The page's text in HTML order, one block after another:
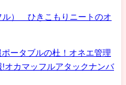
ル） ひきこもりニートのオ
ータブルの杜！オネエ管理
オカマッフルアタックナンバ